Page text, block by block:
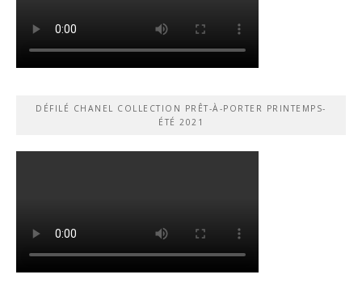
DÉFILÉ CHANEL COLLECTION PRÊT-À-PORTER PRINTEMPS-
ÉTÉ 2021